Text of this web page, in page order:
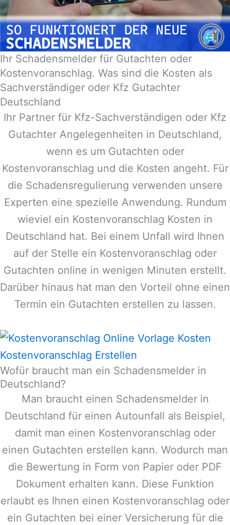
Ihr Schadensmelder für Gutachten oder
Kostenvoranschlag. Was sind die Kosten als
Sachverständiger oder Kfz Gutachter
Deutschland
Ihr Partner für Kfz-Sachverständigen oder Kfz
Gutachter Angelegenheiten in Deutschland,
wenn es um Gutachten oder
Kostenvoranschlag und die Kosten angeht. Für
die Schadensregulierung verwenden unsere
Experten eine spezielle Anwendung. Rundum
wieviel ein Kostenvoranschlag Kosten in
Deutschland hat. Bei einem Unfall wird Ihnen
auf der Stelle ein Kostenvoranschlag oder
Gutachten online in wenigen Minuten erstellt.
Darüber hinaus hat man den Vorteil ohne einen
Termin ein Gutachten erstellen zu lassen.
Kostenvoranschlag Erstellen
Wofür braucht man ein Schadensmelder in
Deutschland?
Man braucht einen Schadensmelder in
Deutschland für einen Autounfall als Beispiel,
damit man einen Kostenvoranschlag oder
einen Gutachten erstellen kann. Wodurch man
die Bewertung in Form von Papier oder PDF
Dokument erhalten kann. Diese Funktion
erlaubt es Ihnen einen Kostenvoranschlag oder
ein Gutachten bei einer Versicherung für die